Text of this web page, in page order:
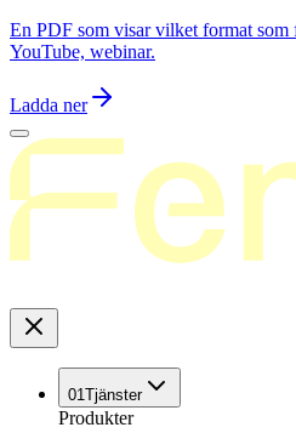
En PDF som visar vilket format
YouTube, webinar.
Ladda ner
01Tjänster
Produkter